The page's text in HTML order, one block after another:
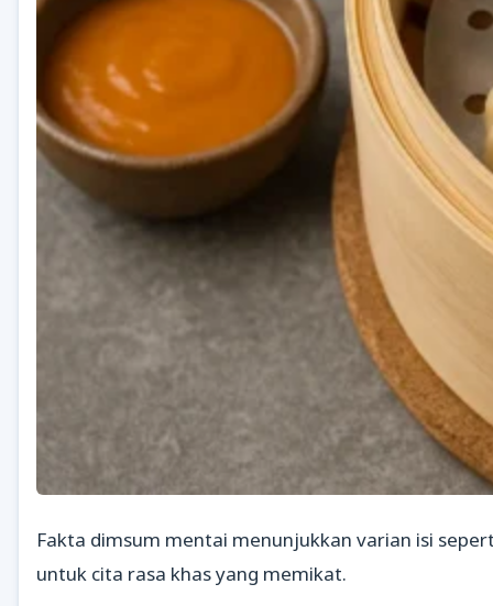
Fakta dimsum mentai menunjukkan varian isi
untuk cita rasa khas yang memikat.